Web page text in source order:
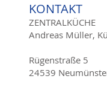
KONTAKT
ZENTRALKÜCHE
Andreas Müller,
Rügenstraße 5
24539